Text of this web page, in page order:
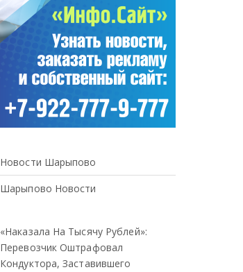
Новости Шарыпово
Шарыпово Новости
«Наказала На Тысячу Рублей»:
Перевозчик Оштрафовал
Кондуктора, Заставившего